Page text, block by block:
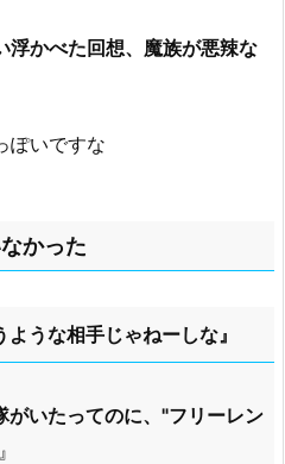
浮かべた回想、魔族が悪辣な
ぽいですな
なかった
うな相手じゃねーしな』
がいたってのに、"フリーレン